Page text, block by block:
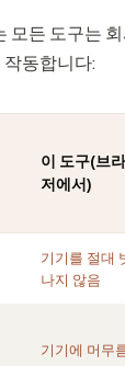
모든 도구는
동합니다:
이 도구(브
저에서)
기기를 절대
나지 않음
기기에 머무